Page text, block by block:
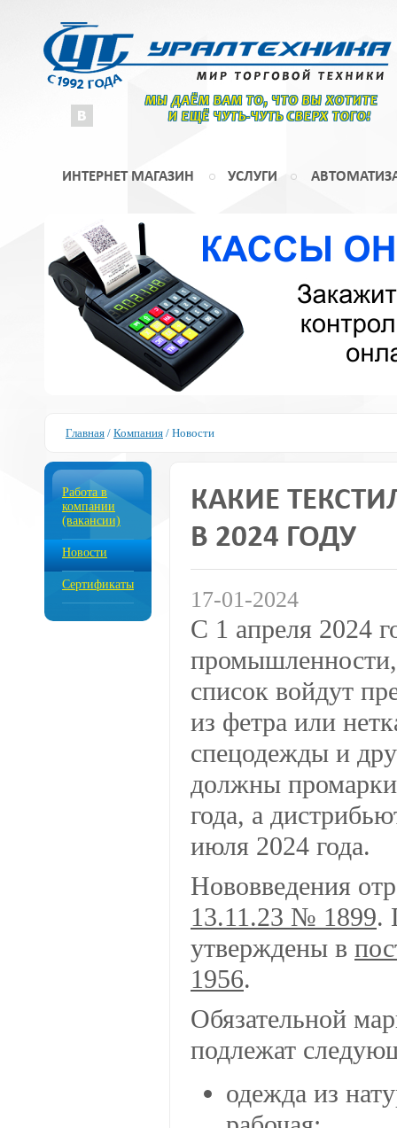
МЫ ДАЁМ ВАМ ТО, ЧТО ВЫ ХОТИТЕ
И ЕЩЁ ЧУТЬ-ЧУТЬ СВЕРХ ТОГО!
ИНТЕРНЕТ МАГАЗИН УСЛУГИ
Главная / Компания / Новости
Работа в
компании
(вакансии)
Новости
Сертификаты
КАКИЕ
В 2024 ГОДУ
17-01-2024
С 1 апреля 2024
список войдут
из фетра или
спецодежды и
должны
года, а
июля 2024 года.
Нововведения
13.11.23 № 1899.
утверждены в
1956.
Обязательной
подлежат
одежда из